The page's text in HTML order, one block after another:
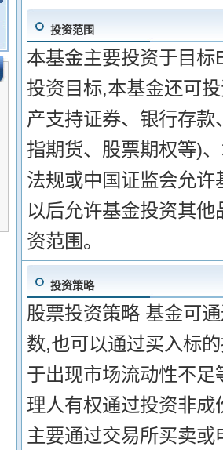
投资范围
本基金主要投资于目
投资目标,本基金还可
产支持证券、银行存
指期货、股票期权等)
法规或中国证监会允
以后允许基金投资其
资范围。
投资策略
股票投资策略 基金可
数,也可以通过买入标
于出现市场流动性不
理人有权通过投资非
主要通过交易所买卖